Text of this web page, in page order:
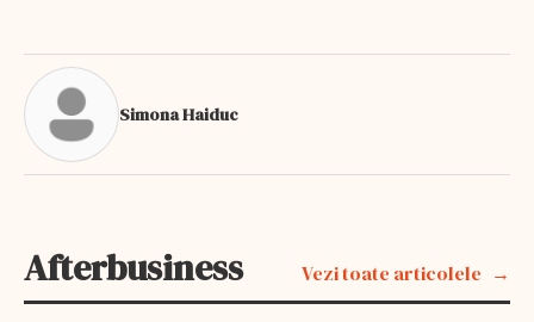
Simona Haiduc
Afterbusiness Vezi toate articolele